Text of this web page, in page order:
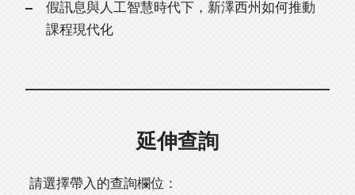
假訊息與人工智慧時代下，新澤西州如何推動
課程現代化
延伸查詢
請選擇帶入的查詢欄位：